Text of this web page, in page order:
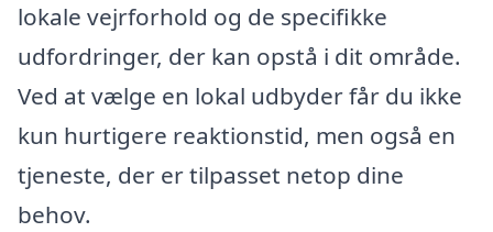
lokale vejrforhold og de specifikke
udfordringer, der kan opstå i dit område.
Ved at vælge en lokal udbyder får du ikke
kun hurtigere reaktionstid, men også en
tjeneste, der er tilpasset netop dine
behov.